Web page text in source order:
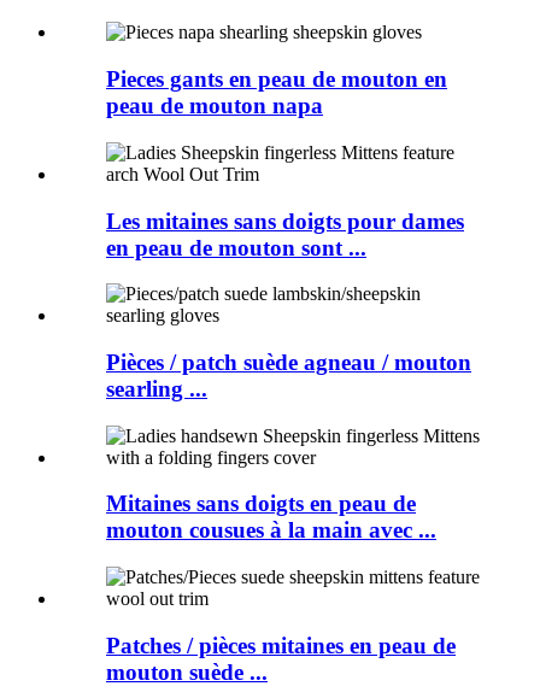
Pieces gants en peau de mouton en
peau de mouton napa
Les mitaines sans doigts pour dames
en peau de mouton sont ...
Pièces / patch suède agneau / mouton
searling ...
Mitaines sans doigts en peau de
mouton cousues à la main avec ...
Patches / pièces mitaines en peau de
mouton suède ...